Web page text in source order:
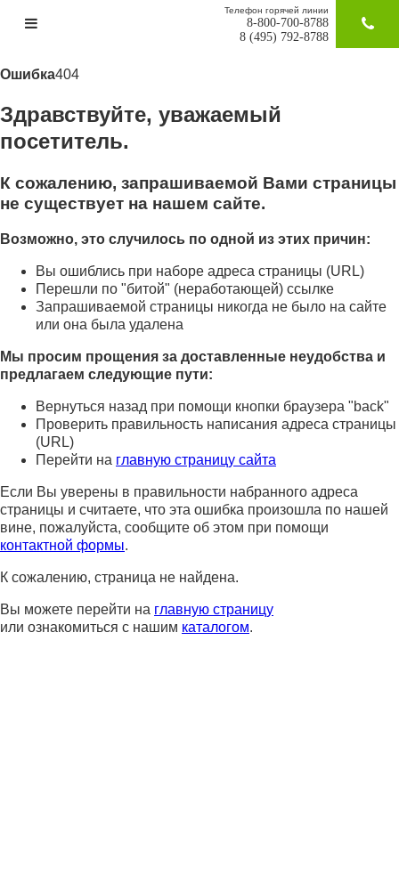
Телефон горячей линии
8-800-700-8788
8 (495) 792-8788
Ошибка404
Здравствуйте, уважаемый
посетитель.
К сожалению, запрашиваемой Вами страницы
не существует на нашем сайте.
Возможно, это случилось по одной из этих причин:
Вы ошиблись при наборе адреса страницы (URL)
Перешли по "битой" (неработающей) ссылке
Запрашиваемой страницы никогда не было на сайте
или она была удалена
Мы просим прощения за доставленные неудобства и
предлагаем следующие пути:
Вернуться назад при помощи кнопки браузера "back"
Проверить правильность написания адреса страницы
(URL)
Перейти на главную страницу сайта
Если Вы уверены в правильности набранного адреса
страницы и считаете, что эта ошибка произошла по нашей
вине, пожалуйста, сообщите об этом при помощи
контактной формы.
К сожалению, страница не найдена.
Вы можете перейти на главную страницу
или ознакомиться с нашим каталогом.